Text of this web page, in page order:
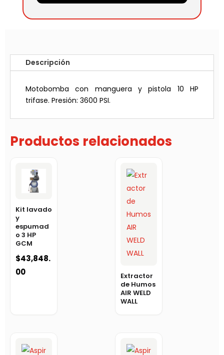
Descripción
Motobomba con manguera y pistola 10 HP
trifase. Presión: 3600 PSI.
Productos relacionados
Kit lavado
y
espumad
o 3 HP
GCM
$43,848.
00
Extractor
de Humos
AIR WELD
WALL